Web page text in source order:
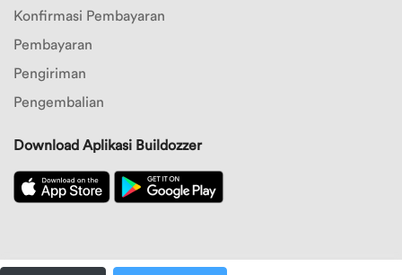
Konfirmasi Pembayaran
Pembayaran
Pengiriman
Pengembalian
Download Aplikasi Buildozzer